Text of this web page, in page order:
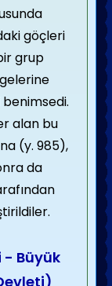
göçleri
grup
alan bu
(y. 985),
da
- Büyük